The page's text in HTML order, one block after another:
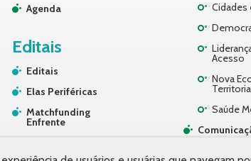
Agenda
Editais
Editais
Elas Periféricas
Matchfunding
Enfrente
Acesso
Nova
Saúde